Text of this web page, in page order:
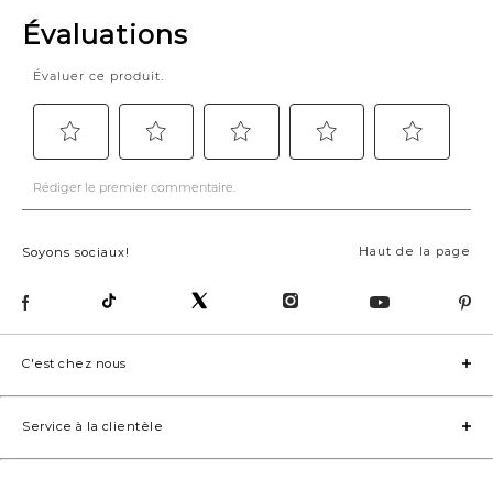
Haut de la page
Soyons sociaux!
C'est chez nous
Service à la clientèle